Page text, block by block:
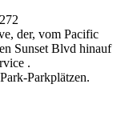
der, vom Pacific
Sunset Blvd hinauf
.
Parkplätzen.